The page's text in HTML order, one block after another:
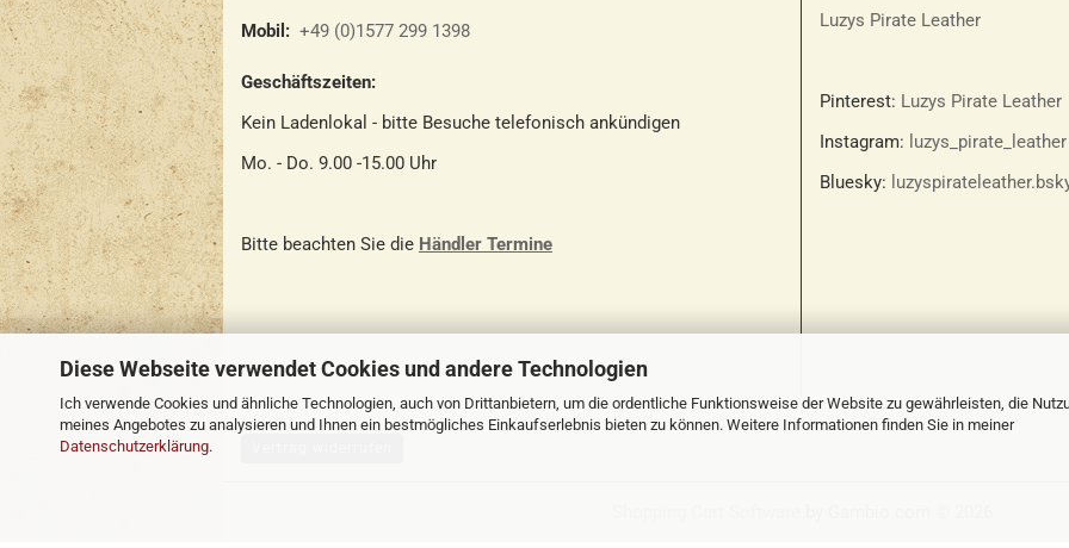
Diese Webseite verwendet Cookies und andere Technologien
Ich verwende Cookies und ähnliche Technologien, auch von Drittanbietern, um die ordentliche Funktionsweise der Website zu gewährleisten, die
meines Angebotes zu analysieren und Ihnen ein bestmögliches Einkaufserlebnis bieten zu können. Weitere Informationen finden Sie in meiner
Datenschutzerklärung.
Mobil: +49 (0)1577 299 1398
Geschäftszeiten:
Kein Ladenlokal - bitte Besuche telefonisch ankündigen
Mo. - Do. 9.00 -15.00 Uhr
Bitte beachten Sie die Händler Termine
Luzys Pirate Leather
Pinterest: Luzys Pirate Leather
Instagram: luzys_pirate_leather
Bluesky: